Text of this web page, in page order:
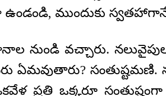
ఉండండి, ముందుకు
నుండి వచ్చారు.
ఏమవుతారు?
ప్రతి ఒక్కరూ